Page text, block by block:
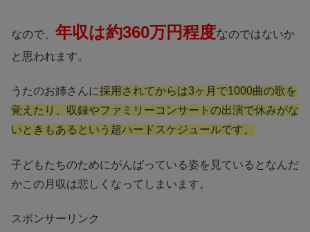
なので、 年収は約360万円程度なのではないか
と思われます。
うたのお姉さんに採用されてからは3ヶ月で1000曲の歌を
覚えたり、収録やファミリーコンサートの出演で休みがな
いときもあるという超ハードスケジュールです。
子どもたちのためにがんばっている姿を見ているとなんだ
かこの月収は悲しくなってしまいます。
スポンサーリンク